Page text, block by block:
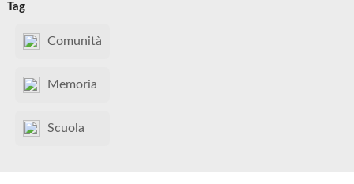
Tag
Comunità
Memoria
Scuola